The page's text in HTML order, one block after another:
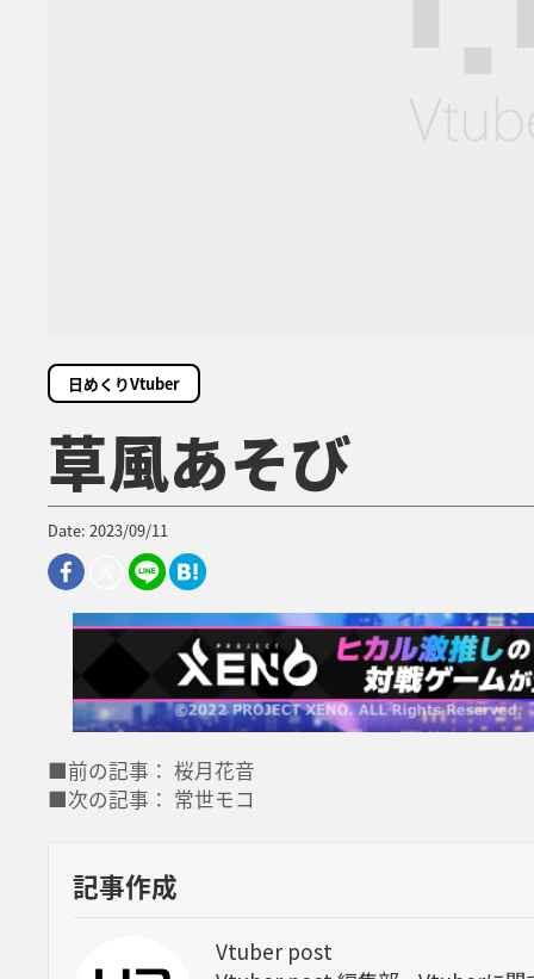
日めくりVtuber
草風あそび
Date: 2023/09/11
■前の記事： 桜月花音
■次の記事： 常世モコ
記事作成
Vtuber post